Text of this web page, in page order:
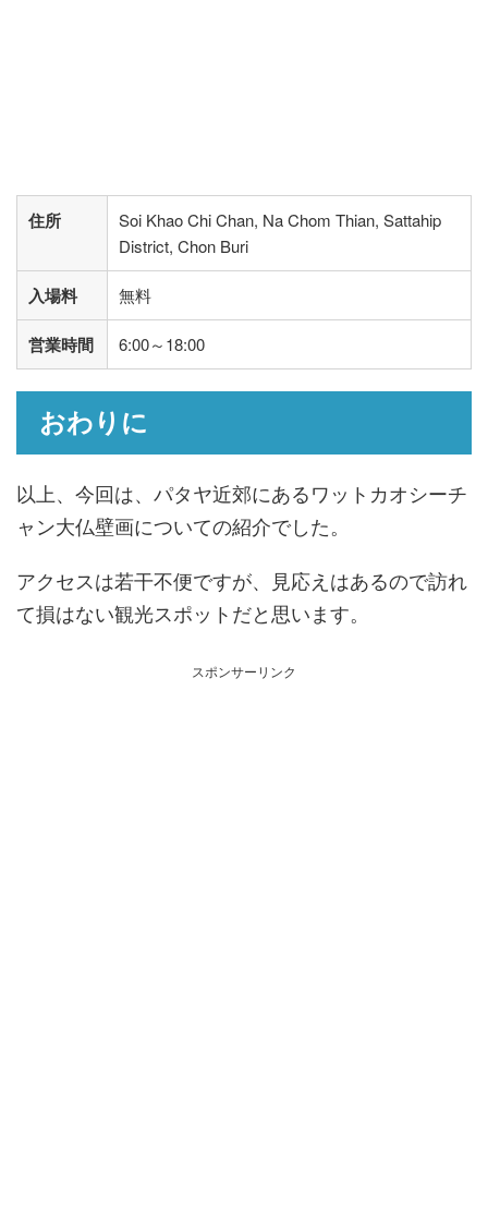
住所
Soi Khao Chi Chan, Na Chom Thian, Sattahip
District, Chon Buri
入場料 無料
営業時間 6:00～18:00
おわりに
以上、今回は、パタヤ近郊にあるワットカオシーチ
ャン大仏壁画についての紹介でした。
アクセスは若干不便ですが、見応えはあるので訪れ
て損はない観光スポットだと思います。
スポンサーリンク